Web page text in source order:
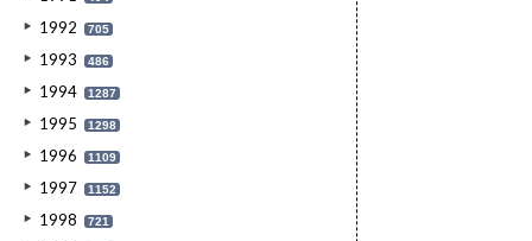
1992 705
1993 486
1994 1287
1995 1298
1996 1109
1997 1152
1998 721